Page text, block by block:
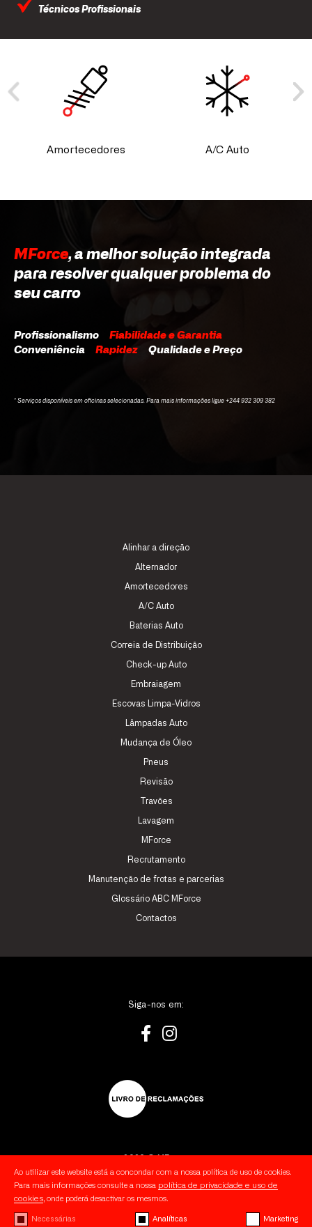
Ao utilizar este website está a concondar com a nossa política de uso de cookies.
Para mais informações consulte a nossa política de privacidade e uso de
cookies, onde poderá desactivar os mesmos.
Necessárias Analíticas Marketing
Técnicos Profissionais
Amortecedores A/C Auto
MForce, a melhor solução integrada
para resolver qualquer problema do
seu carro
Profissionalismo Fiabilidade e Garantia
Conveniência Rapidez Qualidade e Preço
* Serviços disponíveis em oficinas selecionadas. Para mais informações ligue +244 932 309 382
Alinhar a direção
Alternador
Amortecedores
A/C Auto
Baterias Auto
Correia de Distribuição
Check-up Auto
Embraiagem
Escovas Limpa-Vidros
Lâmpadas Auto
Mudança de Óleo
Pneus
Revisão
Travões
Lavagem
MForce
Recrutamento
Manutenção de frotas e parcerias
Glossário ABC MForce
Contactos
Política de Privacidade
Cookies
Siga-nos em: